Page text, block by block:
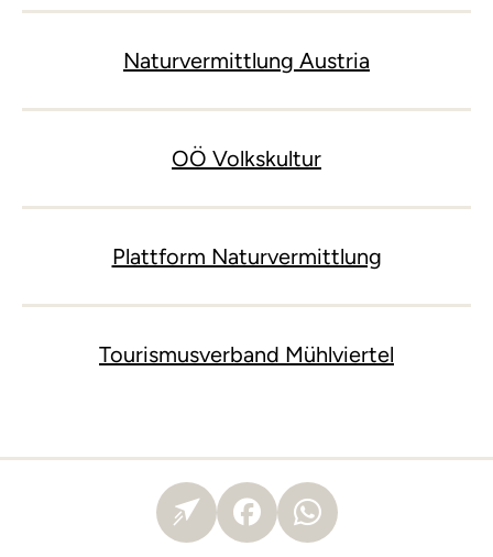
Naturvermittlung Austria
OÖ Volkskultur
Plattform Naturvermittlung
Tourismusverband Mühlviertel